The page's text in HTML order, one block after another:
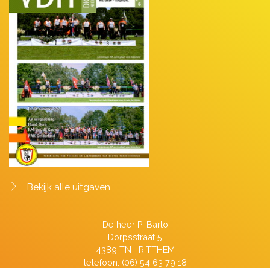
Bekijk alle uitgaven
De heer P. Barto
Dorpsstraat 5
4389 TN RITTHEM
telefoon: (06) 54 63 79 18